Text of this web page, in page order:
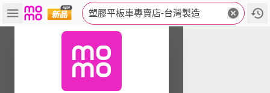
塑膠平板車專賣店-台灣製造